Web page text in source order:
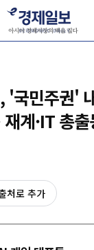
'국민주권'
계·IT 총출
처로 추가